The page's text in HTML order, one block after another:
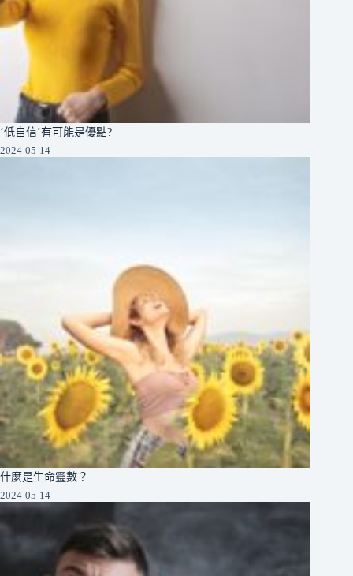
‘低自信’有可能是優點?
2024-05-14
什麼是生命靈數？
2024-05-14